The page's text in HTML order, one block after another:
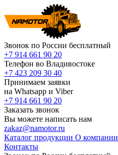
Звонок по России бесплатный
+7 914 661 90 20
Телефон во Владивостоке
+7 423 209 30 40
Принимаем заявки
на Whatsapp и Viber
+7 914 661 90 20
Заказать звонок
Вы можете написать нам
zakaz@namotor.ru
Каталог продукции О компании
Контакты